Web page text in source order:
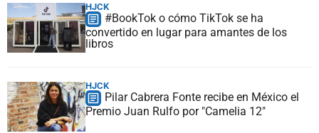
HJCK
#BookTok o cómo TikTok se ha
convertido en lugar para amantes de los
libros
HJCK
Pilar Cabrera Fonte recibe en México el
Premio Juan Rulfo por "Camelia 12"